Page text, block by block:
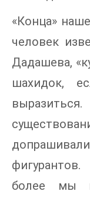
«Конца»
человек
Дадашева,
шахидок,
более мы